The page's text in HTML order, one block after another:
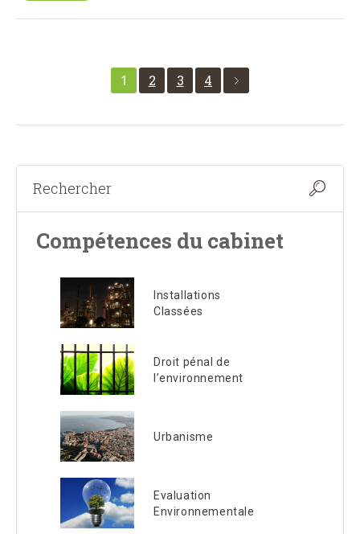
1 2 3 4
Compétences du cabinet
Installations
Classées
Droit pénal de
l’environnement
Urbanisme
Evaluation
Environnementale